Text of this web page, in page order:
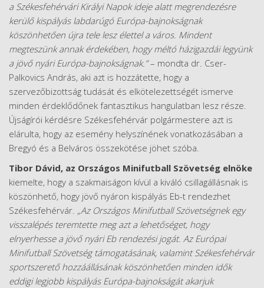
a Székesfehérvári Királyi Napok ideje alatt megrendezésre
kerülő kispályás labdarúgó Európa-bajnokságnak
köszönhetően újra tele lesz élettel a város. Mindent
megteszünk annak érdekében, hogy méltó házigazdái legyünk
a jövő nyári Európa-bajnokságnak.”– mondta dr. Cser-
Palkovics András, aki azt is hozzátette, hogy a
szervezőbizottság tudását és elkötelezettségét ismerve
minden érdeklődőnek fantasztikus hangulatban lesz része.
Újságírói kérdésre Székesfehérvár polgármestere azt is
elárulta, hogy az esemény helyszínének vonatkozásában a
Bregyó és a Belváros összekötése jöhet szóba.
Tibor Dávid, az Országos Minifutball Szövetség elnöke
kiemelte, hogy a szakmaiságon kívül a kiváló csillagállásnak is
köszönhető, hogy jövő nyáron kispályás Eb-t rendezhet
Székesfehérvár. „Az Országos Minifutball Szövetségnek egy
visszalépés teremtette meg azt a lehetőséget, hogy
elnyerhesse a jövő nyári Eb rendezési jogát. Az Európai
Minifutball Szövetség támogatásának, valamint Székesfehérvár
sportszerető hozzáállásának köszönhetően minden idők
eddigi legjobb kispályás Európa-bajnokságát akarjuk